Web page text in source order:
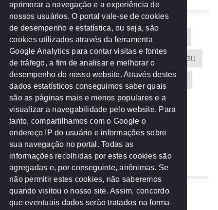
NUVEM DE TAGS
Acontece na Rede AGU AMM
Atricon Audicom CAU-MT CGU
CREA-MT Eventos MPC-MT MPE-MT
MPF Notícias PF PGE-MT PGR
Receita Federal Sem categoria
TCE-MT TCU TRE
REDE NOS ESTADOS
Mato Grosso do Sul
aprimorar a navegação e a experiência de
nossos usuários. O portal vale-se de cookies
de desempenho e estatística, ou seja, são
cookies utilizados através da ferramenta
Google Analytics para contar visitas e fontes
de tráfego, a fim de analisar e melhorar o
desempenho do nosso website. Através destes
dados estatísticos conseguimos saber quais
são as páginas mais e menos populares e a
visualizar a navegabilidade pelo website. Para
tanto, compartilhamos com o Google o
endereço IP do usuário e informações sobre
sua navegação no portal. Todas as
informações recolhidas por estes cookies são
agregadas e, por conseguinte, anônimas. Se
não permitir estes cookies, não saberemos
quando visitou o nosso site. Assim, concordo
que eventuais dados serão tratados na forma